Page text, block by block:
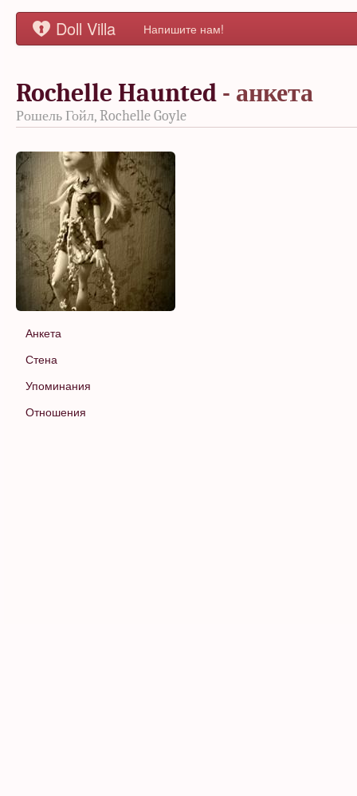
Doll Villa Напишите нам!
Rochelle Haunted - анкета
Рошель Гойл, Rochelle Goyle
Анкета
Стена
Упоминания
Отношения